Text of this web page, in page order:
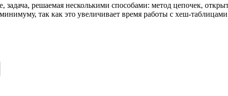
задача, решаемая несколькими способами: метод цепочек,
так как это увеличивает время работы с хеш-